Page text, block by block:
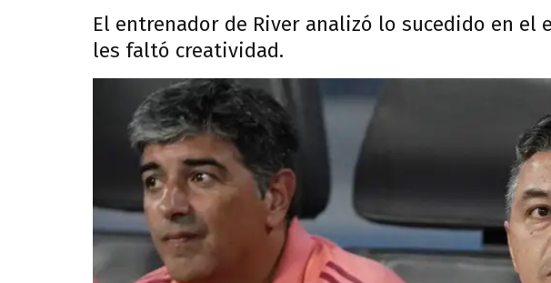
El entrenador de River analizó lo sucedido en el
les faltó creatividad.